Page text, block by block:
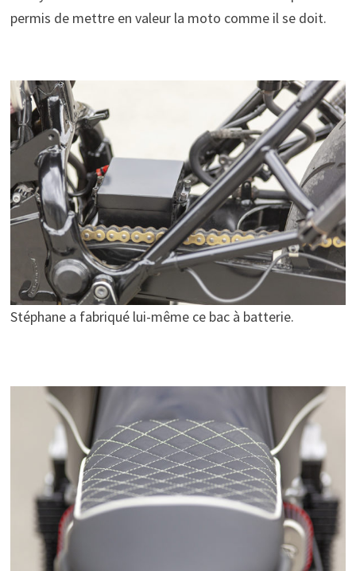
permis de mettre en valeur la moto comme il se doit.
Stéphane a fabriqué lui-même ce bac à batterie.